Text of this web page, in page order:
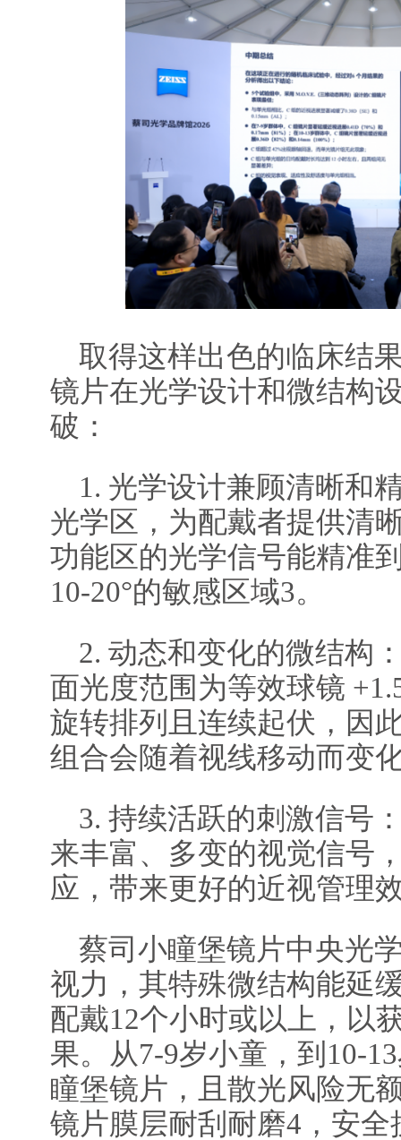
取得这样出色的临床结
镜片在光学设计和微结构
破：
1. 光学设计兼顾清晰和
光学区，为配戴者提供清
功能区的光学信号能精准
10-20°的敏感区域3。
2. 动态和变化的微结构
面光度范围为等效球镜
旋转排列且连续起伏，因
组合会随着视线移动而变
3. 持续活跃的刺激信号
来丰富、多变的视觉信号
应，带来更好的近视管理
蔡司小瞳堡镜片中央光
视力，其特殊微结构能延
配戴12个小时或以上，以
果。从7-9岁小童，到10-
瞳堡镜片，且散光风险无
镜片膜层耐刮耐磨4，安